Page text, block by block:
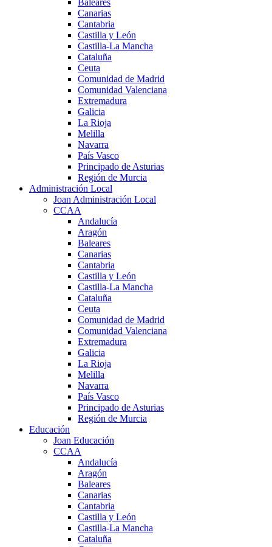
Canarias
Cantabria
Castilla y León
Castilla-La Mancha
Cataluña
Ceuta
Comunidad de Madrid
Comunidad Valenciana
Extremadura
Galicia
La Rioja
Melilla
Navarra
País Vasco
Principado de Asturias
Región de Murcia
Administración Local
Joan Administración Local
CCAA
Andalucía
Aragón
Baleares
Canarias
Cantabria
Castilla y León
Castilla-La Mancha
Cataluña
Ceuta
Comunidad de Madrid
Comunidad Valenciana
Extremadura
Galicia
La Rioja
Melilla
Navarra
País Vasco
Principado de Asturias
Región de Murcia
Educación
Joan Educación
CCAA
Andalucía
Aragón
Baleares
Canarias
Cantabria
Castilla y León
Castilla-La Mancha
Cataluña